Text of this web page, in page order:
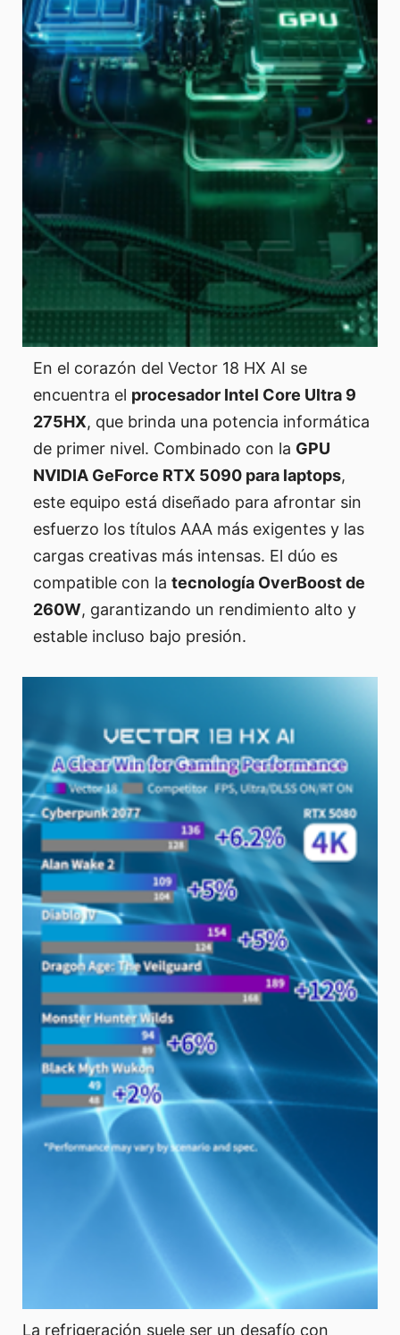
En el corazón del Vector 18 HX AI se
encuentra el procesador Intel Core Ultra 9
275HX, que brinda una potencia informática
de primer nivel. Combinado con la GPU
NVIDIA GeForce RTX 5090 para laptops,
este equipo está diseñado para afrontar sin
esfuerzo los títulos AAA más exigentes y las
cargas creativas más intensas. El dúo es
compatible con la tecnología OverBoost de
260W, garantizando un rendimiento alto y
estable incluso bajo presión.
La refrigeración suele ser un desafío con